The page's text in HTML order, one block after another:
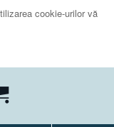
cookie-urilor vă